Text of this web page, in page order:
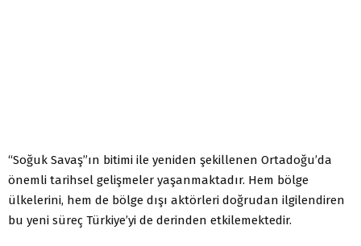
“Soğuk Savaş”ın bitimi ile yeniden şekillenen Ortadoğu’da
önemli tarihsel gelişmeler yaşanmaktadır. Hem bölge
ülkelerini, hem de bölge dışı aktörleri doğrudan ilgilendiren
bu yeni süreç Türkiye’yi de derinden etkilemektedir.